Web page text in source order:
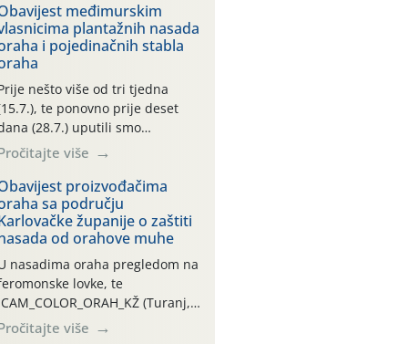
o preventivnim
zaštite krizantema od
uzročnika bolesti,
i fito-fagnih grinja (23.7.,
06.7.)! Na početku ovog
je zabilježeno je
i ekstremno vruće
razdoblje, uz
temperature […]
međimurskim
plantažnih nasada
i pojedinačnih stabla
nešto više od tri tjedna
te ponovno prije deset
(28.7.) uputili smo
vlasnicima plantažnih
nasada oraha i pojedinačnih
o početku leta i
potrebi usmjerenog
orahove muhe
completa)! Već
dana traje drugi
“toplinski udar”, koji
naročito izražen zadnja šest
(31.7.-05.8.), jer najviše
zraka svakodnevno
više
proizvođačima
sa području
županije o zaštiti
od orahove muhe
nasadima oraha pregledom na
lovke, te
CAM_COLOR_ORAH_KŽ (Turanj,
zabilježena je mala
više